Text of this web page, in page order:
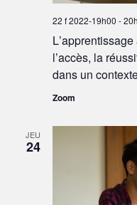
l’accès, la
dans un
22 f 2022-19h00 -
Zoom
JEU
24